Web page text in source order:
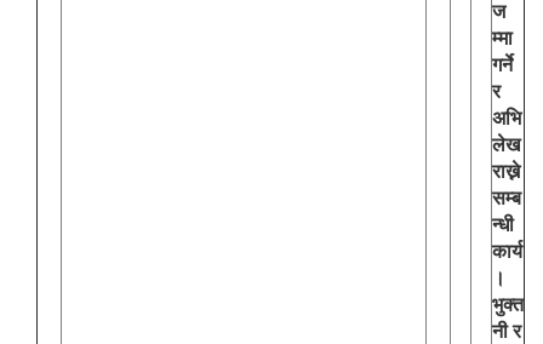
ज
म्मा
गर्ने
र
अभि
लेख
राख्ने
सम्ब
न्धी
कार्य
।
भुक्त
नी र